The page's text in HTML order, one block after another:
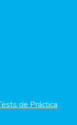
de Práctica